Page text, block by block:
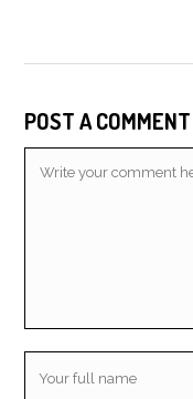
POST A COMMENT